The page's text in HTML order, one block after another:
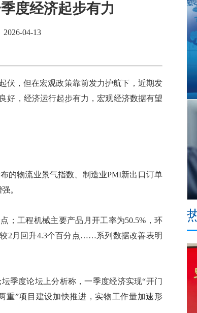
度经济起步有力
04-13
，但在宏观政策靠前发力护航下，近期发
好，经济运行起步有力，宏观经济数据有望
物流业景气指数、制造业PMI新出口订单
。
工程机械主要产品月开工率为50.5%，环
2月回升4.3个百分点……系列数据改善表明
度论坛上分析称，一季度经济实现“开门
重”项目建设加快推进，实物工作量加速形